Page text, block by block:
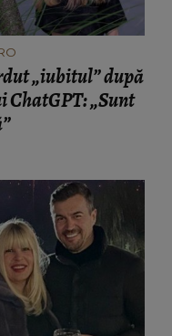
„iubitul” după
„Sunt